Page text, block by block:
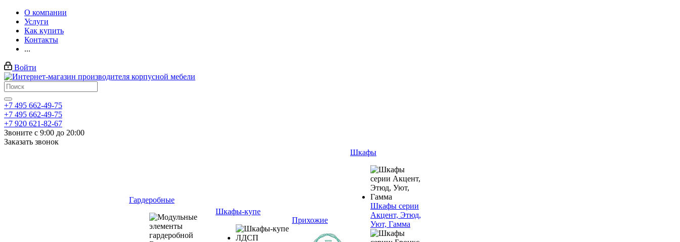
О компании
Услуги
Как купить
Контакты
...
Войти
+7 495 662-49-75
+7 495 662-49-75
+7 920 621-82-67
Звоните с 9:00 до 20:00
Заказать звонок
Гардеробные
Шкафы-купе
Прихожие
Шкафы
Шкафы серии
Акцент, Этюд,
Уют, Гамма